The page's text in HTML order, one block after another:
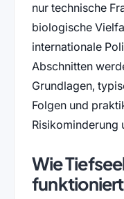
nur technische
biologische
internationale
Abschnitten
Grundlagen,
Folgen und
Risikominderung
Wie
funktioniert